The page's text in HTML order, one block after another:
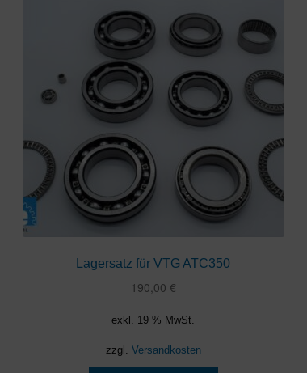
Lagersatz für VTG ATC350
190,00 €
exkl. 19 % MwSt.
zzgl. Versandkosten